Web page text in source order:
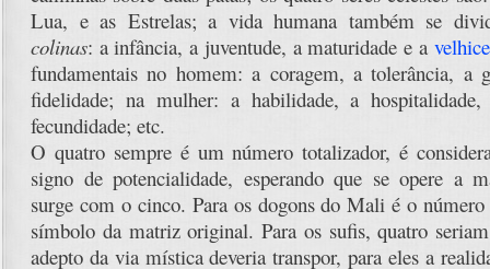
Lua, e as Estrelas; a vida humana também se
colinas: a infância, a juventude, a maturidade e a velhice
fundamentais no homem: a coragem, a tolerância, a
fidelidade; na mulher: a habilidade, a
fecundidade; etc.
O quatro sempre é um número totalizador, é
signo de potencialidade, esperando que se opere a
surge com o cinco. Para os dogons do Mali é o
símbolo da matriz original. Para os sufis, quatro
adepto da via mística deveria transpor, para eles a